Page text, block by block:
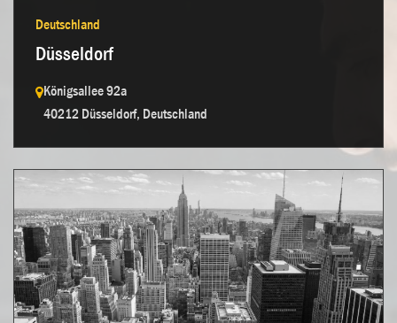
Kontakt aufnehmen →
Deutschland
Düsseldorf
Königsallee 92a
40212 Düsseldorf, Deutschland